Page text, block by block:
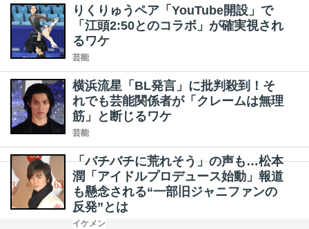
りくりゅうペア「YouTube開設」で
「江頭2:50とのコラボ」が確実視され
るワケ
芸能
横浜流星「BL発言」に批判殺到！そ
れでも芸能関係者が「クレームは無理
筋」と断じるワケ
芸能
「バチバチに荒れそう」の声も…松本
潤「アイドルプロデュース始動」報道
も懸念される“一部旧ジャニファンの
反発”とは
イケメン